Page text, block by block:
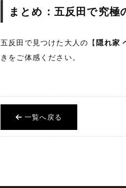
まとめ：五反田で究極
五反田で見つけた大人の【隠れ家
きをご体感ください。
一覧へ戻る